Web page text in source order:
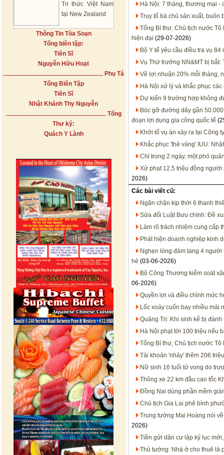
Tri thức Việt Nam
tại New Zealand
Thông Tin Tòa Soạn
Tổng biên tập:
Tiến Sĩ
Nguyễn Hữu Hoạt
Phụ Tá
Tổng Biên Tập
Tiến Sĩ
Nhật Khánh Thy Nguyễn
Tổng
Thư ký:
Quách Y Lành
Hà Nội: 7 tháng, thương mại -
Truy tố bà chủ sản xuất, buôn
Tổng Bí thư, Chủ tịch nước
hiện đại (29-07-2026)
Bộ Y tế yêu cầu điều tra vụ
Vụ Thứ trưởng NN&MT bị bắt:
Vẽ lợi nhuận 20% mỗi tháng,
Hà Nội xử lý và khắc phục
Dự kiến 9 trường hợp không
Bóc gỡ đường dây gần
đoạn lợi dụng gia công quốc tế
Khởi tố vụ án xảy ra tại Công
Khắc phục 'thẻ vàng' IUU:
Chỉ trong 2 ngày, một phó
Xử phạt 12,5 triệu đồng người
2026)
Các bài viết cũ:
Ngăn chặn kịp thời 6 thanh
Sửa đổi Luật Bưu chính: Đề
Làm rõ trách nhiệm cung cấp
Phát hiện doanh nghiệp kinh
Nghẹn lòng đám tang 4
hè (03-06-2026)
Bộ Công Thương kiểm soát
06-2026)
Quyền lợi và điều chỉnh mức
Lốc xoáy cuốn bay nhiều mái
Quảng Trị: Khi sinh kế bị đánh
Hà Nội phạt tới 100 triệu nếu
Tổng Bí thư, Chủ tịch nước Tô
Tài khoản 'nhảy' thêm 206
Nữ sinh 16 tuổi tử vong do
Thông xe 22 km đầu cao tốc
Đồng Nai dùng phần mềm
Chủ tịch Gia Lai phê bình
Trung tướng Mai Hoàng nói
2026)
Tiền gửi dân cư lập kỷ lục
Thủ tướng: Nhà ở cho thuê là